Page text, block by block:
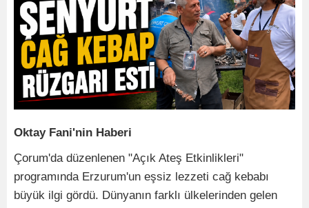
Oktay Fani'nin Haberi
Çorum'da düzenlenen "Açık Ateş Etkinlikleri"
programında Erzurum'un eşsiz lezzeti cağ kebabı
büyük ilgi gördü. Dünyanın farklı ülkelerinden gelen